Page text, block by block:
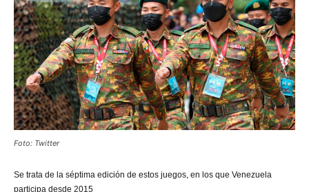
Foto: Twitter
Se trata de la séptima edición de estos juegos, en los que Venezuela
participa desde 2015